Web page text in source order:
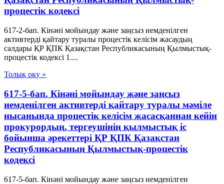
процестік кодексi
617-2-бап. Кінәні мойындау және заңсыз иемденілген
активтерді қайтару туралы процестік келісім жасаудың
салдары ҚР ҚПК Қазақстан Республикасының Қылмыстық-
процестік кодексi 1....
Толық оқу »
617-5-бап. Кінәні мойындау және заңсыз
иемденілген активтерді қайтару туралы мәміле
нысанында процестік келісім жасасқаннан кейін
прокурордың, тергеушінің қылмыстық іс
бойынша әрекеттері ҚР ҚПК Қазақстан
Республикасының Қылмыстық-процестік
кодексi
617-5-бап. Кінәні мойындау және заңсыз иемденілген